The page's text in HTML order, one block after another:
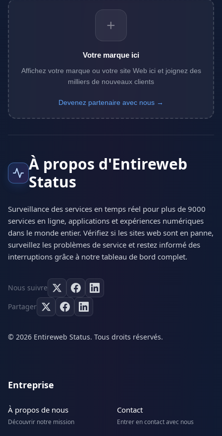
+
Votre marque ici
Affichez votre marque ou votre site Web ici et joignez des
milliers de nouveaux clients
Devenez partenaire avec nous →
À propos d'Entireweb
Status
Surveillance des services en temps réel pour plus de 9000
services en ligne, applications et expériences numériques
dans le monde entier. Vérifiez si les sites web sont en panne,
surveillez les problèmes de service et restez informé des
interruptions grâce à notre tableau de bord complet.
Nous suivre
Partager
© 2026 Entireweb Status. Tous droits réservés.
Entreprise
À propos de nous
Découvrir notre mission
Contact
Entrer en contact avec nous